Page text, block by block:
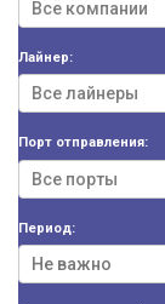
Лайнер:
Порт отправления:
Период: